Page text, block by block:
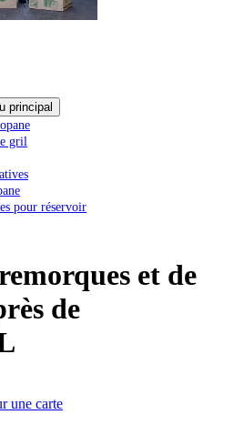
principal
gril
pour réservoir
et de
de
une carte